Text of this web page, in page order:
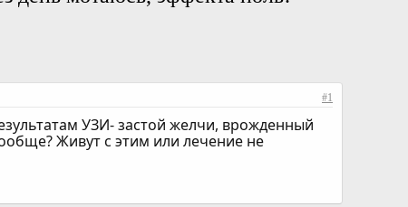
#1
УЗИ- застой желчи, врожденный
Живут с этим или лечение не